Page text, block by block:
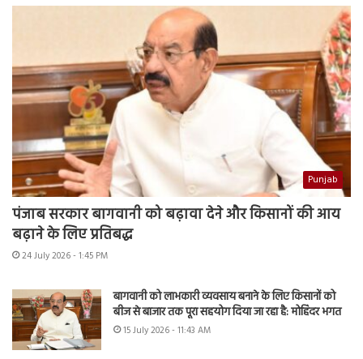
Punjab
पंजाब सरकार बागवानी को बढ़ावा देने और किसानों की आय
बढ़ाने के लिए प्रतिबद्ध
24 July 2026 - 1:45 PM
बागवानी को लाभकारी व्यवसाय बनाने के लिए किसानों को
बीज से बाजार तक पूरा सहयोग दिया जा रहा है: मोहिंदर भगत
15 July 2026 - 11:43 AM